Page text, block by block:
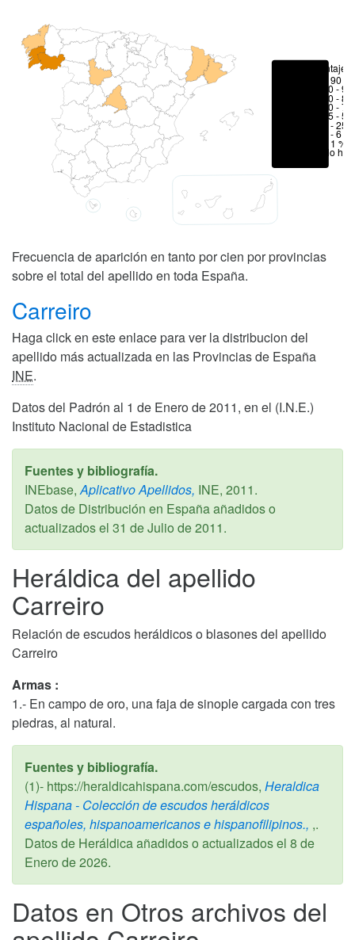
Porcentajes
> 90 %
80 -
70 -
50 -
25 -
6 - 25
1 - 6 %
< 1 %
No hay
Frecuencia de aparición en tanto por cien por provincias
sobre el total del apellido en toda España.
Carreiro
Haga click en este enlace para ver la distribucion del
apellido más actualizada en las Provincias de España
INE.
Datos del Padrón al 1 de Enero de 2011, en el (I.N.E.)
Instituto Nacional de Estadistica
Fuentes y bibliografía.
INEbase, Aplicativo Apellidos, INE, 2011.
Datos de Distribución en España añadidos o
actualizados el 31 de Julio de 2011.
Heráldica del apellido
Carreiro
Relación de escudos heráldicos o blasones del apellido
Carreiro
Armas :
1.- En campo de oro, una faja de sinople cargada con tres
piedras, al natural.
Fuentes y bibliografía.
(1)- https://heraldicahispana.com/escudos, Heraldica
Hispana - Colección de escudos heráldicos
españoles, hispanoamericanos e hispanofilipinos., ,.
Datos de Heráldica añadidos o actualizados el 8 de
Enero de 2026.
Datos en Otros archivos del